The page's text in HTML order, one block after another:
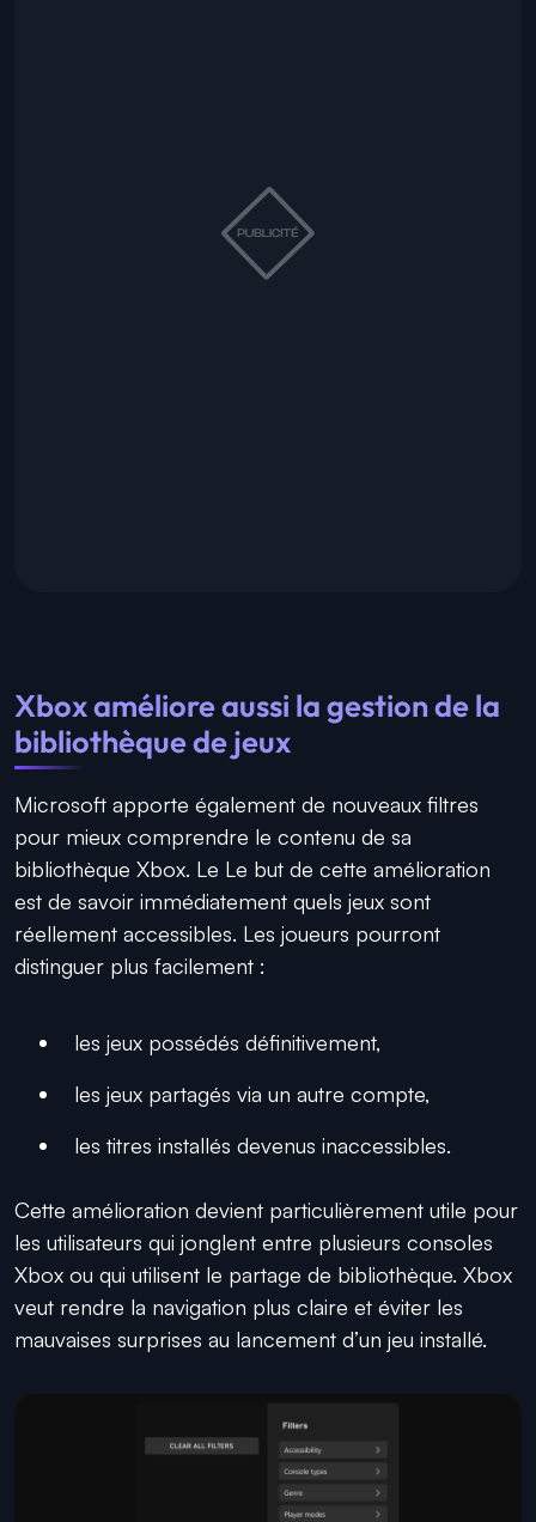
Xbox améliore aussi la gestion de la
bibliothèque de jeux
Microsoft apporte également de nouveaux filtres
pour mieux comprendre le contenu de sa
bibliothèque Xbox. Le Le but de cette amélioration
est de savoir immédiatement quels jeux sont
réellement accessibles. Les joueurs pourront
distinguer plus facilement :
les jeux possédés définitivement,
les jeux partagés via un autre compte,
les titres installés devenus inaccessibles.
Cette amélioration devient particulièrement utile pour
les utilisateurs qui jonglent entre plusieurs consoles
Xbox ou qui utilisent le partage de bibliothèque. Xbox
veut rendre la navigation plus claire et éviter les
mauvaises surprises au lancement d’un jeu installé.